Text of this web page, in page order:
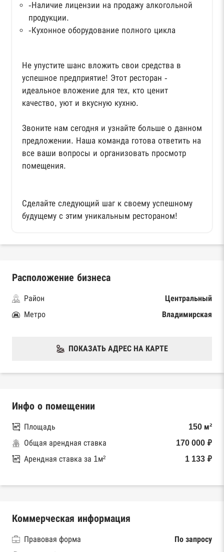
-Наличие лицензии на продажу алкогольной
продукции.
-Кухонное оборудование полного цикла
Не упустите шанс вложить свои средства в
успешное предприятие! Этот ресторан -
идеальное вложение для тех, кто ценит
качество, уют и вкусную кухню.
Звоните нам сегодня и узнайте больше о данном
предложении. Наша команда готова ответить на
все ваши вопросы и организовать просмотр
помещения.
Сделайте следующий шаг к своему успешному
будущему с этим уникальным рестораном!
Расположение бизнеса
Район
Центральный
Метро
Владимирская
ПОКАЗАТЬ АДРЕС НА КАРТЕ
Инфо о помещении
Площадь
150 м²
Общая арендная ставка
170 000 ₽
Арендная ставка за 1м²
1 133 ₽
Коммерческая информация
Правовая форма
По запросу